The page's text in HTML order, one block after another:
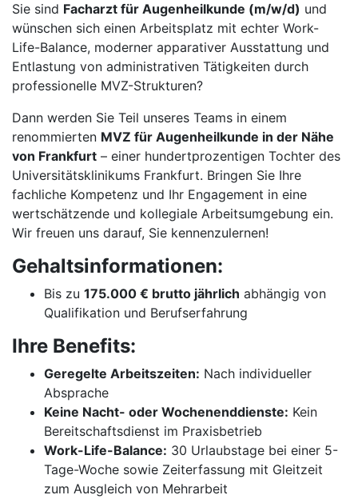
Sie sind Facharzt für Augenheilkunde (m/w/d) und
wünschen sich einen Arbeitsplatz mit echter Work-
Life-Balance, moderner apparativer Ausstattung und
Entlastung von administrativen Tätigkeiten durch
professionelle MVZ-Strukturen?
Dann werden Sie Teil unseres Teams in einem
renommierten MVZ für Augenheilkunde in der Nähe
von Frankfurt – einer hundertprozentigen Tochter des
Universitätsklinikums Frankfurt. Bringen Sie Ihre
fachliche Kompetenz und Ihr Engagement in eine
wertschätzende und kollegiale Arbeitsumgebung ein.
Wir freuen uns darauf, Sie kennenzulernen!
Gehaltsinformationen:
Bis zu 175.000 € brutto jährlich abhängig von
Qualifikation und Berufserfahrung
Ihre Benefits:
Geregelte Arbeitszeiten: Nach individueller
Absprache
Keine Nacht- oder Wochenenddienste: Kein
Bereitschaftsdienst im Praxisbetrieb
Work-Life-Balance: 30 Urlaubstage bei einer 5-
Tage-Woche sowie Zeiterfassung mit Gleitzeit
zum Ausgleich von Mehrarbeit